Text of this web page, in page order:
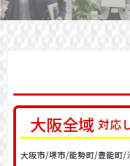
大阪全域 対応
大阪市/堺市/能勢町/豊能町